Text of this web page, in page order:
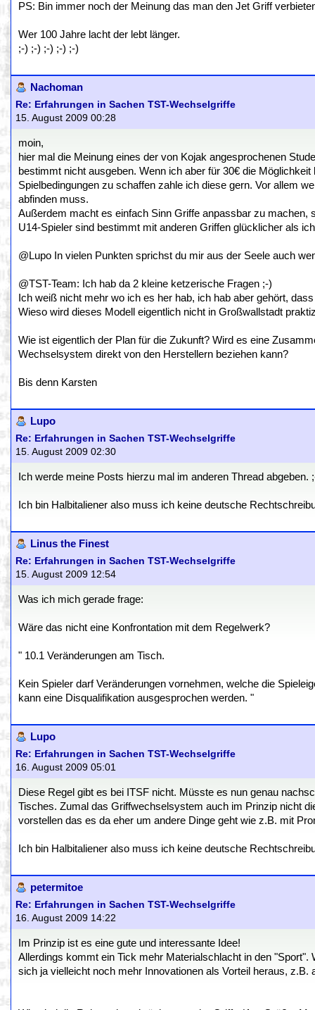
PS: Bin immer noch der Meinung das man den Jet Griff
Wer 100 Jahre lacht der lebt länger.
;-) ;-) ;-) ;-) ;-)
Nachoman
Re: Erfahrungen in Sachen TST-Wechselgriffe
15. August 2009 00:28
moin,
hier mal die Meinung eines der von Kojak angesprochenen
bestimmt nicht ausgeben. Wenn ich aber für 30€ die
Spielbedingungen zu schaffen zahle ich diese gern. Vor allem
abfinden muss.
Außerdem macht es einfach Sinn Griffe anpassbar zu
U14-Spieler sind bestimmt mit anderen Griffen glücklicher als
@Lupo In vielen Punkten sprichst du mir aus der Seele auch
@TST-Team: Ich hab da 2 kleine ketzerische Fragen ;-)
Ich weiß nicht mehr wo ich es her hab, ich hab aber gehört,
Wieso wird dieses Modell eigentlich nicht in Großwallstadt
Wie ist eigentlich der Plan für die Zukunft? Wird es eine
Wechselsystem direkt von den Herstellern beziehen kann?
Bis denn Karsten
Lupo
Re: Erfahrungen in Sachen TST-Wechselgriffe
15. August 2009 02:30
Ich werde meine Posts hierzu mal im anderen Thread abgeben.
Ich bin Halbitaliener also muss ich keine deutsche
Linus the Finest
Re: Erfahrungen in Sachen TST-Wechselgriffe
15. August 2009 12:54
Was ich mich gerade frage:
Wäre das nicht eine Konfrontation mit dem Regelwerk?
" 10.1 Veränderungen am Tisch.
Kein Spieler darf Veränderungen vornehmen, welche die
kann eine Disqualifikation ausgesprochen werden. "
Lupo
Re: Erfahrungen in Sachen TST-Wechselgriffe
16. August 2009 05:01
Diese Regel gibt es bei ITSF nicht. Müsste es nun genau
Tisches. Zumal das Griffwechselsystem auch im Prinzip nicht
vorstellen das es da eher um andere Dinge geht wie z.B. mit
Ich bin Halbitaliener also muss ich keine deutsche
petermitoe
Re: Erfahrungen in Sachen TST-Wechselgriffe
16. August 2009 14:22
Im Prinzip ist es eine gute und interessante Idee!
Allerdings kommt ein Tick mehr Materialschlacht in den
sich ja vielleicht noch mehr Innovationen als Vorteil heraus, z.B.